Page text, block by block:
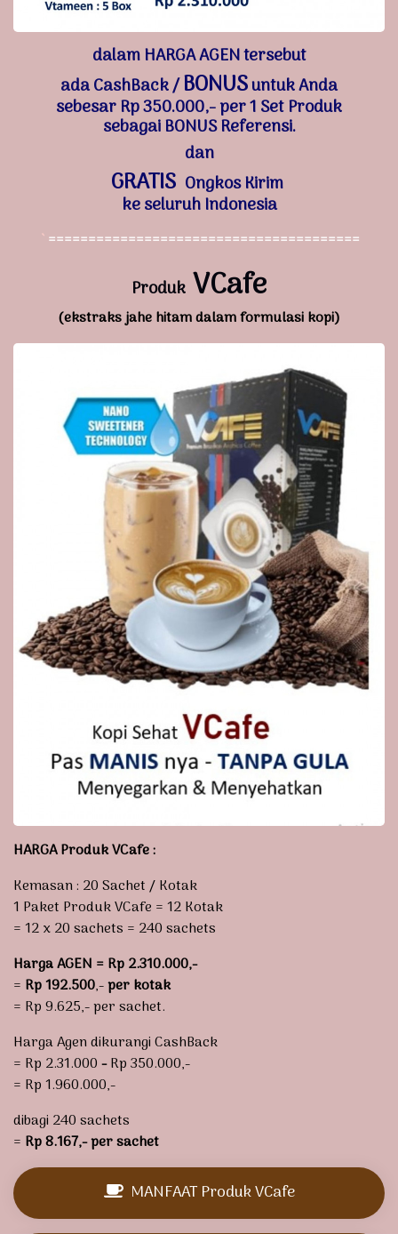
dalamHARGA AGENtersebut
ada CashBack /BONUSuntuk Anda
sebesarRp 350.000,- per 1 Set Produk
sebagaiBONUS Referensi.
dan
GRATIS Ongkos Kirim
ke seluruh Indonesia
`=======================================
Produk VCafe
(ekstraks jahe hitam dalam formulasi kopi)
HARGA Produk VCafe :
Kemasan : 20 Sachet / Kotak
1 Paket Produk VCafe = 12 Kotak
= 12 x 20 sachets = 240 sachets
Harga AGEN = Rp 2.310.000,-
= Rp 192.500,-per kotak
= Rp 9.625,- per sachet.
Harga Agen dikurangi CashBack
= Rp 2.31.000-Rp 350.000,-
= Rp 1.960.000,-
dibagi 240 sachets
= Rp 8.167,- per sachet
MANFAAT Produk VCafe